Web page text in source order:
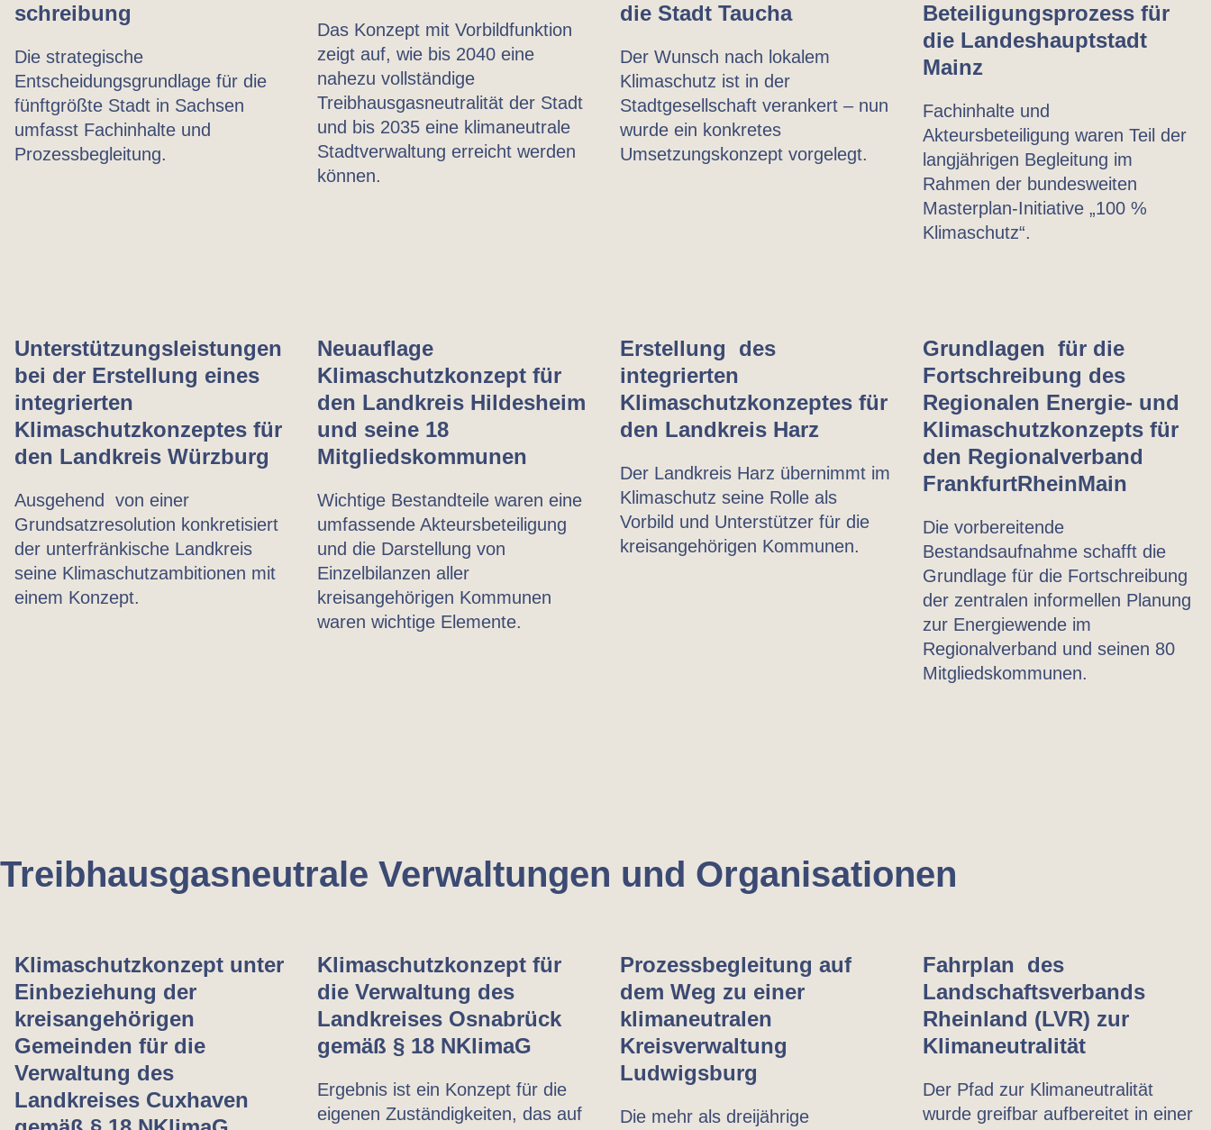
schreibung
Die strategische
Entscheidungsgrundlage für die
fünftgrößte Stadt in Sachsen
umfasst Fachinhalte und
Prozessbegleitung.
Das Konzept mit Vorbildfunktion
zeigt auf, wie bis 2040 eine
nahezu vollständige
Treibhausgasneutralität der Stadt
und bis 2035 eine klimaneutrale
Stadtverwaltung erreicht werden
können.
die Stadt Taucha
Der Wunsch nach lokalem
Klimaschutz ist in der
Stadtgesellschaft verankert – nun
wurde ein konkretes
Umsetzungskonzept vorgelegt.
Beteiligungsprozess für
die Landeshauptstadt
Mainz
Fachinhalte und
Akteursbeteiligung waren Teil der
langjährigen Begleitung im
Rahmen der bundesweiten
Masterplan-Initiative „100 %
Klimaschutz“.
Unterstützungs­leistungen
bei der Erstellung eines
integrierten
Klimaschutzkonzeptes für
den Landkreis Würzburg
Ausgehend von einer
Grundsatzresolution konkretisiert
der unterfränkische Landkreis
seine Klimaschutzambitionen mit
einem Konzept.
Neuauflage
Klimaschutzkonzept für
den Landkreis Hildesheim
und seine 18
Mitgliedskommunen
Wichtige Bestandteile waren eine
umfassende Akteursbeteiligung
und die Darstellung von
Einzelbilanzen aller
kreisangehörigen Kommunen
waren wichtige Elemente.
Erstellung des
integrierten
Klimaschutzkonzeptes für
den Landkreis Harz
Der Landkreis Harz übernimmt im
Klimaschutz seine Rolle als
Vorbild und Unterstützer für die
kreisangehörigen Kommunen.
Grundlagen für die
Fortschreibung des
Regionalen Energie- und
Klimaschutzkonzepts für
den Regionalverband
FrankfurtRheinMain
Die vorbereitende
Bestandsaufnahme schafft die
Grundlage für die Fortschreibung
der zentralen informellen Planung
zur Energiewende im
Regionalverband und seinen 80
Mitgliedskommunen.
Treibhausgas­neutrale Verwaltungen und Organisationen
Klimaschutzkonzept unter
Einbeziehung der
kreisangehörigen
Gemeinden für die
Verwaltung des
Landkreises Cuxhaven
Klimaschutzkonzept für
die Verwaltung des
Landkreises Osnabrück
gemäß § 18 NKlimaG
Ergebnis ist ein Konzept für die
eigenen Zuständigkeiten, das auf
Prozessbegleitung auf
dem Weg zu einer
klimaneutralen
Kreisverwaltung
Ludwigsburg
Die mehr als dreijährige
Fahrplan des
Landschaftsverbands
Rheinland (LVR) zur
Klimaneutralität
Der Pfad zur Klimaneutralität
wurde greifbar aufbereitet in einer